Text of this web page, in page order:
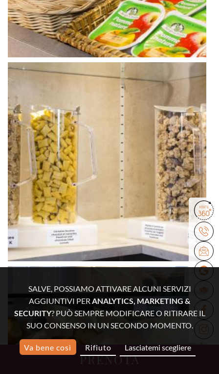
PRENOTA
SALVE, POSSIAMO ATTIVARE ALCUNI SERVIZI
AGGIUNTIVI PER ANALYTICS, MARKETING &
SECURITY? PUÒ SEMPRE MODIFICARE O RITIRARE IL
SUO CONSENSO IN UN SECONDO MOMENTO.
Va bene così Rifiuto Lasciatemi scegliere